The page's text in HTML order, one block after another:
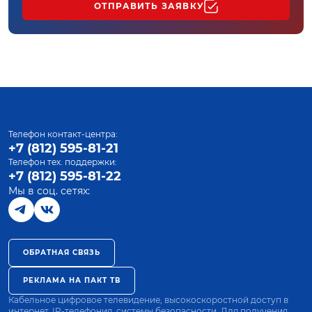
ОТПРАВИТЬ ЗАЯВКУ
Телефон контакт-центра:
+7 (812) 595-81-21
Телефон тех. поддержки:
+7 (812) 595-81-22
Мы в соц. сетях:
ОБРАТНАЯ СВЯЗЬ
РЕКЛАМА НА ПАКТ ТВ
Кабельное цифровое телевидение, высокоскоростной доступ в